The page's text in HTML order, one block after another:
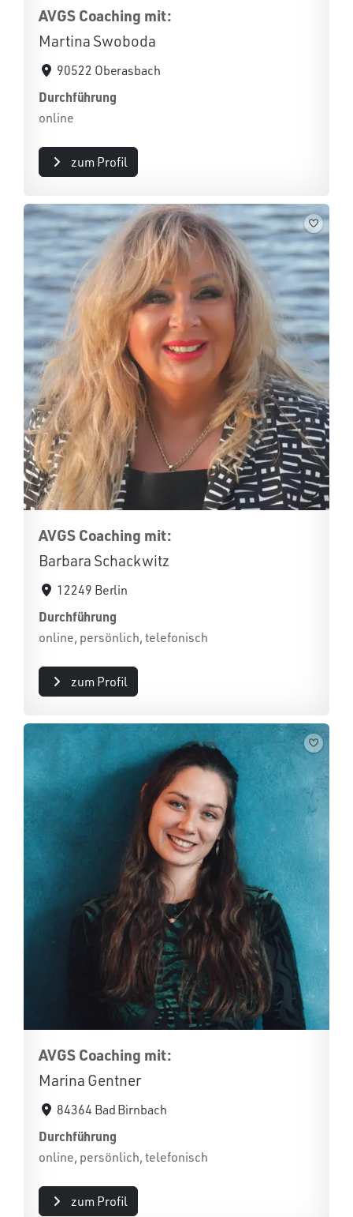
AVGS Coaching mit:
Martina Swoboda
90522 Oberasbach
Durchführung
online
zum Profil
AVGS Coaching mit:
Barbara Schackwitz
12249 Berlin
Durchführung
online, persönlich, telefonisch
zum Profil
AVGS Coaching mit:
Marina Gentner
84364 Bad Birnbach
Durchführung
online, persönlich, telefonisch
zum Profil